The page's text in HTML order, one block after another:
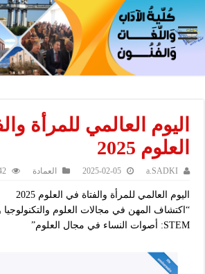
اليوم العالمي للمرأة
العلوم 2025
a.SADKI
2025-02-05 العمادة
اليوم العالمي للمرأة والفتاة في العلوم 2025
“اكتشاف المهن في مجالات العلوم والتكنولوجيا
STEM: أصوات النساء في مجال العلوم”